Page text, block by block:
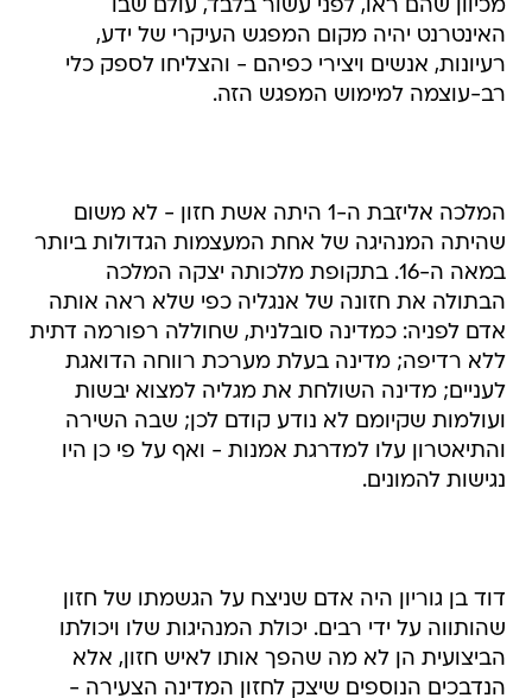
מכיוון שהם ראו, לפני עשור בלבד, עולם שבו
האינטרנט יהיה מקום המפגש העיקרי של ידע,
רעיונות, אנשים ויצירי כפיהם - והצליחו לספק כלי
רב-עוצמה למימוש המפגש הזה.
המלכה אליזבת ה-1 היתה אשת חזון - לא משום
שהיתה המנהיגה של אחת המעצמות הגדולות ביותר
במאה ה-16. בתקופת מלכותה יצקה המלכה
הבתולה את חזונה של אנגליה כפי שלא ראה אותה
אדם לפניה: כמדינה סובלנית, שחוללה רפורמה דתית
ללא רדיפה; מדינה בעלת מערכת רווחה הדואגת
לעניים; מדינה השולחת את מגליה למצוא יבשות
ועולמות שקיומם לא נודע קודם לכן; שבה השירה
והתיאטרון עלו למדרגת אמנות - ואף על פי כן היו
נגישות להמונים.
דוד בן גוריון היה אדם שניצח על הגשמתו של חזון
שהותווה על ידי רבים. יכולת המנהיגות שלו ויכולתו
הביצועית הן לא מה שהפך אותו לאיש חזון, אלא
הנדבכים הנוספים שיצק לחזון המדינה הצעירה -